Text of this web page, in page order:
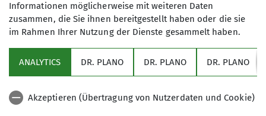
Starter! Wir blicken mit Vorfreude auf die
kommenden Wettkämpfe und die neue Saison.
mehr über das Wettkampfklettern beim DAV
Schwaben
Informationen möglicherweise mit weiteren Daten
zusammen, die Sie ihnen bereitgestellt haben oder die sie
im Rahmen Ihrer Nutzung der Dienste gesammelt haben.
ANALYTICS DR. PLANO DR. PLANO DR. PLANO
Akzeptieren (Übertragung von Nutzerdaten und Cookie)